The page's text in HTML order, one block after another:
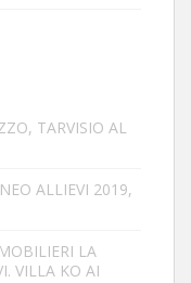
TARVISIO AL
ALLIEVI 2019,
LA
VILLA KO AI